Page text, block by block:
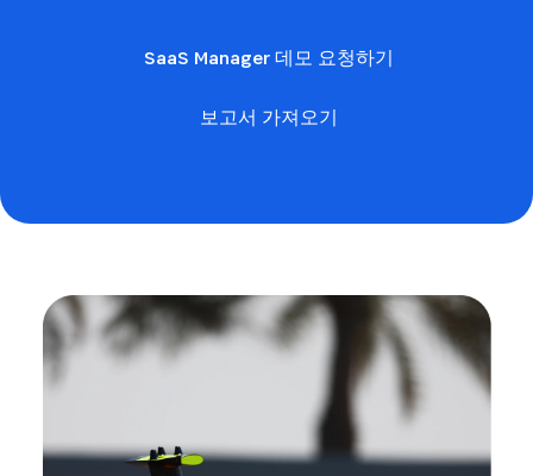
SaaS Manager 데모 요청하기
보고서 가져오기